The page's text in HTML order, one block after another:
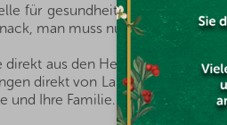
für gesundheitsfördernde
man muss nur auswählen,
aus den Herkunftsländern,
direkt von Landwirten und
und Ihre Familie.